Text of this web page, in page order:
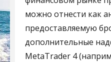
можно отнести как
предоставляемую
дополнительные
MetaTrader 4